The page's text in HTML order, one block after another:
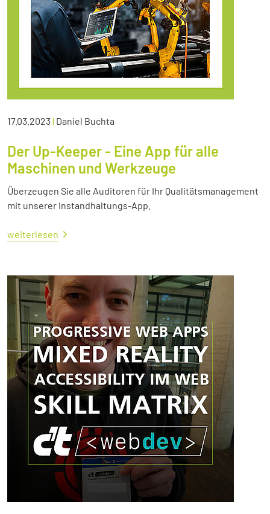
17.03.2023| Daniel Buchta
Der Up-Keeper - Eine App für alle
Maschinen und Werkzeuge
Überzeugen Sie alle Auditoren für Ihr Qualitätsmanagement
mit unserer Instandhaltungs-App.
weiterlesen